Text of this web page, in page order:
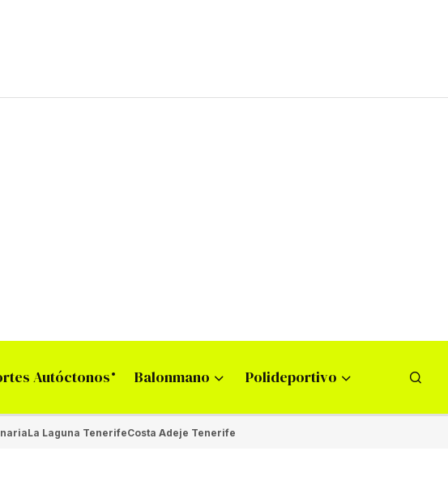
Autóctonos Balonmano Polideportivo
La Laguna TenerifeCosta Adeje Tenerife